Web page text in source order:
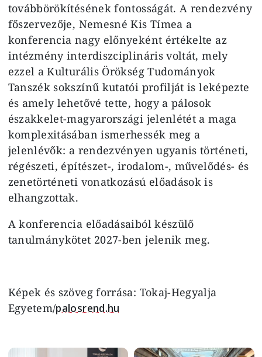
továbbörökítésének fontosságát. A rendezvény
főszervezője, Nemesné Kis Tímea a
konferencia nagy előnyeként értékelte az
intézmény interdiszciplináris voltát, mely
ezzel a Kulturális Örökség Tudományok
Tanszék sokszínű kutatói profilját is leképezte
és amely lehetővé tette, hogy a pálosok
északkelet-magyarországi jelenlétét a maga
komplexitásában ismerhessék meg a
jelenlévők: a rendezvényen ugyanis történeti,
régészeti, építészet-, irodalom-, művelődés- és
zenetörténeti vonatkozású előadások is
elhangzottak.
A konferencia előadásaiból készülő
tanulmánykötet 2027-ben jelenik meg.
Képek és szöveg forrása: Tokaj-Hegyalja
Egyetem/palosrend.hu